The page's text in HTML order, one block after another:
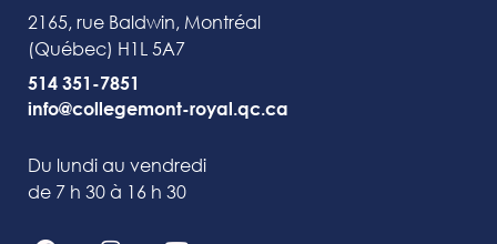
2165, rue Baldwin, Montréal
(Québec) H1L 5A7
514 351-7851
info@collegemont-royal.qc.ca
Du lundi au vendredi
de 7 h 30 à 16 h 30